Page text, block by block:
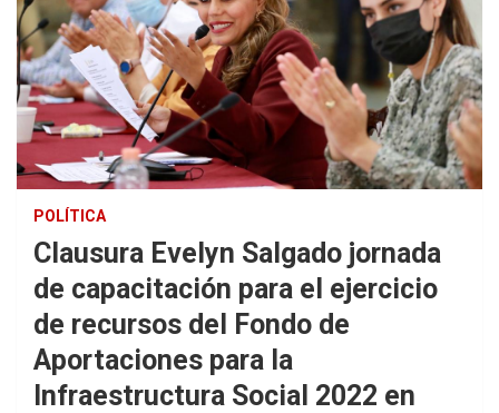
POLÍTICA
Clausura Evelyn Salgado jornada
de capacitación para el ejercicio
de recursos del Fondo de
Aportaciones para la
Infraestructura Social 2022 en